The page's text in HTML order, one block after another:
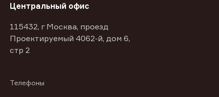
Центральный офис
115432, г Москва, проезд
Проектируемый 4062-й, дом 6,
стр 2
Телефоны